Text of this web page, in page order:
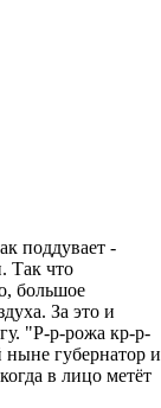
поддувает -
Так что
большое
За это и
"Р-р-рожа кр-р-
ныне губернатор и
в лицо метёт